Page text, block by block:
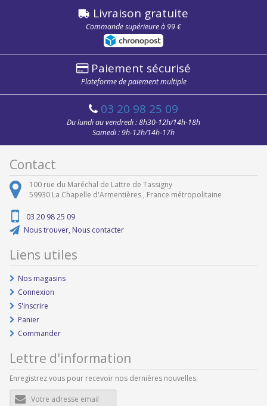
Livraison gratuite
Commande supérieure à 99 €
Paiement sécurisé
Plateforme de paiement multiple
03 20 98 25 09
Du lundi au vendredi : 8h30-12h/14h-18h
Samedi : 9h-12h/14h-17h
Contact
100 rue du Maréchal de Lattre de Tassigny
59930 La Chapelle d'Armentières , France métropolitaine
03 20 98 25 09
Nous trouver, Nous contacter
Liens utiles
Nos magasins
Connexion
S'inscrire
Panier
Commander
Lettre d'information
Enregistrez vous pour recevoir nos dernières nouvelles.
Adresse
e-